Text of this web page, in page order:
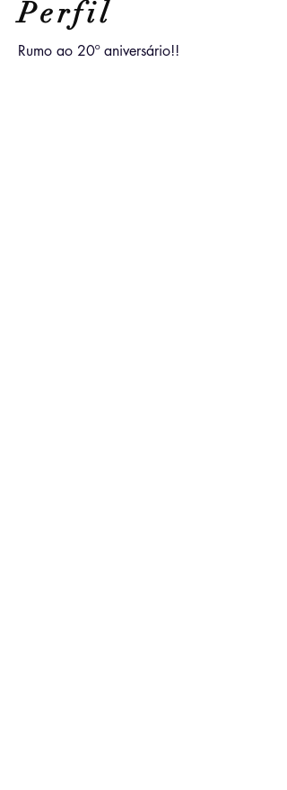
Perfil
Rumo ao 20º aniversário!!